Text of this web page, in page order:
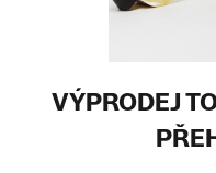
VÝPRODEJ